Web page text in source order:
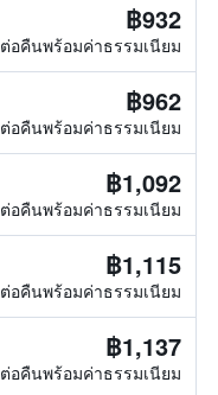
฿932
ต่อคืนพร้อมค่าธรรมเนียม
฿962
ต่อคืนพร้อมค่าธรรมเนียม
฿1,092
ต่อคืนพร้อมค่าธรรมเนียม
฿1,115
ต่อคืนพร้อมค่าธรรมเนียม
฿1,137
ต่อคืนพร้อมค่าธรรมเนียม